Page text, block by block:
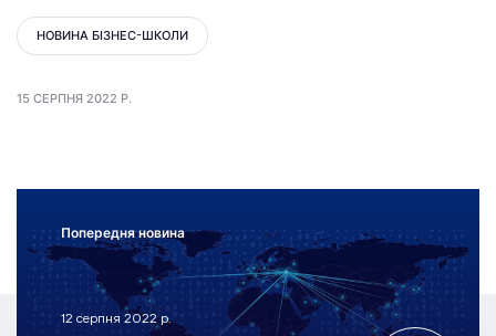
НОВИНА БІЗНЕС-ШКОЛИ
15 СЕРПНЯ 2022 Р.
Попередня новина
12 серпня 2022 р.